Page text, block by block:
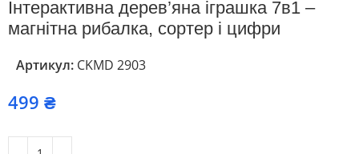
Інтерактивна дерев’яна іграшка 7в1 –
магнітна рибалка, сортер і цифри
Артикул: CKMD 2903
₴